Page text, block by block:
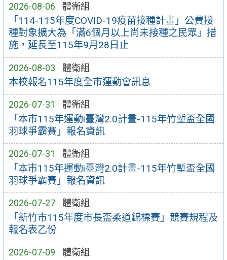
2026-08-06 體衛組
「114-115年度COVID-19疫苗接種計畫」公費接
種對象擴大為「滿6個月以上尚未接種之民眾」措
施，延長至115年9月28日止
2026-08-03 體衛組
本校報名115年度全市運動會訊息
2026-07-31 體衛組
「本市115年運動i臺灣2.0計畫-115年竹塹盃全國
羽球爭霸賽」報名資訊
2026-07-31 體衛組
「本市115年運動i臺灣2.0計畫-115年竹塹盃全國
羽球爭霸賽」報名資訊
2026-07-27 體衛組
「新竹市115年度市長盃柔道錦標賽」競賽規程及
報名表乙份
2026-07-09 體衛組